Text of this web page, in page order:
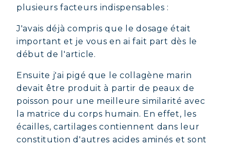
plusieurs facteurs indispensables :
J'avais déjà compris que le dosage était
important et je vous en ai fait part dès le
début de l'article.
Ensuite j'ai pigé que le collagène marin
devait être produit à partir de peaux de
poisson pour une meilleure similarité avec
la matrice du corps humain. En effet, les
écailles, cartilages contiennent dans leur
constitution d'autres acides aminés et sont